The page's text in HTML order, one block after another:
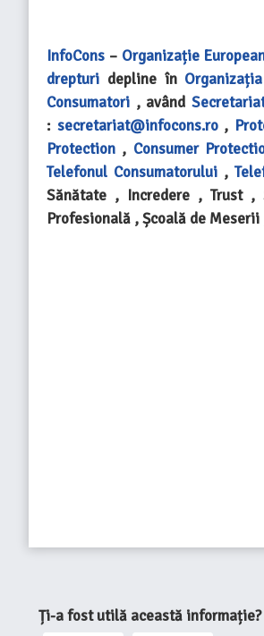
InfoCons – Organizație
drepturi depline în
Consumatori , având
: secretariat@infocons.ro ,
Protection , Consumer
Telefonul Consumatorului ,
Sănătate , Incredere , Trust ,
Profesională , Școală de
Ți-a fost utilă această informație?